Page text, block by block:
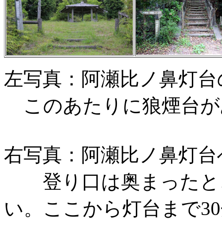
左写真：阿瀬比ノ鼻灯
このあたりに狼煙台
右写真：阿瀬比ノ鼻灯
登り口は奥まったと
い。ここから灯台まで